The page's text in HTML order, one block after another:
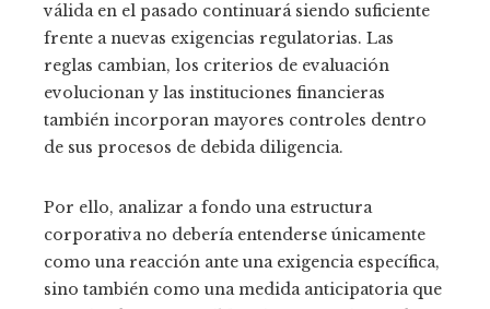
válida en el pasado continuará siendo suficiente
frente a nuevas exigencias regulatorias. Las
reglas cambian, los criterios de evaluación
evolucionan y las instituciones financieras
también incorporan mayores controles dentro
de sus procesos de debida diligencia.
Por ello, analizar a fondo una estructura
corporativa no debería entenderse únicamente
como una reacción ante una exigencia específica,
sino también como una medida anticipatoria que